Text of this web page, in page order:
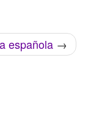
española →